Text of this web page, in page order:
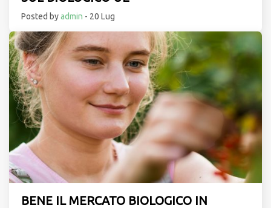
Posted byadmin - 20 Lug
BENE IL MERCATO BIOLOGICO IN